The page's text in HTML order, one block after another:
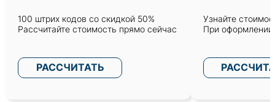
Узнайте
При оформлении
100 штрих кодов со скидкой 50%
Рассчитайте стоимость прямо сейчас
РАССЧИТАТЬ